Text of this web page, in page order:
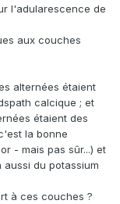
l'adularescence de
aux couches
alternées étaient
calcique ; et
étaient des
la bonne
- mais pas sûr...) et
du potassium
à ces couches ?